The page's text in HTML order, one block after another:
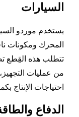
السيارات
يستخدم موردو
المحرك ومكونات
تتطلب هذه القِطع
من عمليات
احتياجات الإنتاج
الدفاع